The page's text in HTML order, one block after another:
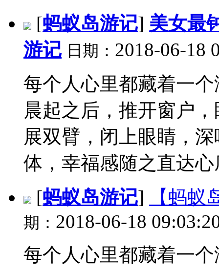
[蚂蚁岛游记] 美女最
游记 日期： 2018-06-18
每个人心里都藏着一
晨起之后，推开窗户
展双臂，闭上眼睛，
体，幸福感随之直达心
[蚂蚁岛游记] 【蚂
期： 2018-06-18
每个人心里都藏着一